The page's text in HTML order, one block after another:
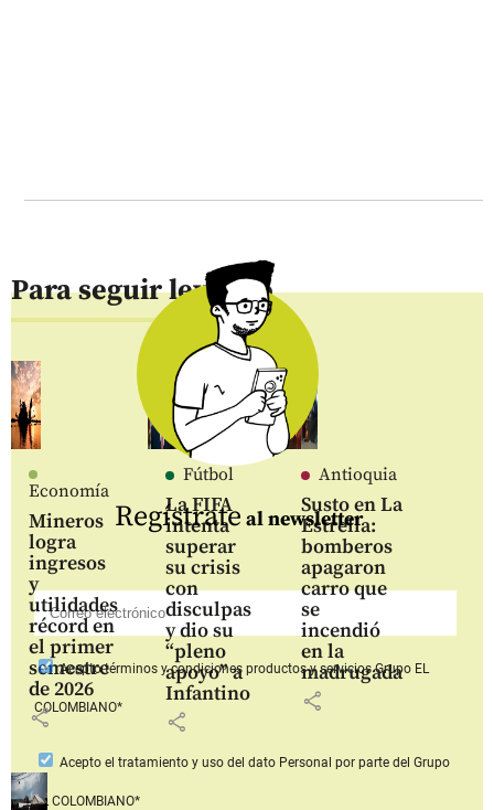
Para seguir leyendo
Economía
Mineros
logra
ingresos
y
utilidades
récord en
el primer
semestre
de 2026
share
Fútbol
La FIFA
intenta
superar
su crisis
con
disculpas
y dio su
“pleno
apoyo” a
Infantino
share
Antioquia
Susto en La
Estrella:
bomberos
apagaron
carro que
se
incendió
en la
madrugada
share
Regístrate al newsletter
Aceptotérminos y condiciones productos y serviciosGrupo EL
COLOMBIANO*
Acepto el tratamiento y uso del dato Personal por parte del Grupo
EL COLOMBIANO*